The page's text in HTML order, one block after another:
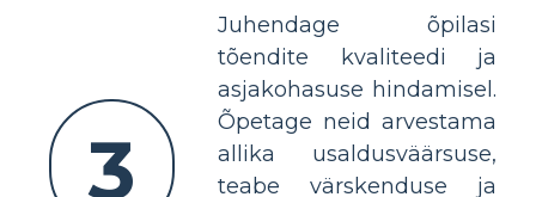
3
Juhendage õpilasi
tõendite kvaliteedi ja
asjakohasuse hindamisel.
Õpetage neid arvestama
allika usaldusväärsuse,
teabe värskenduse ja